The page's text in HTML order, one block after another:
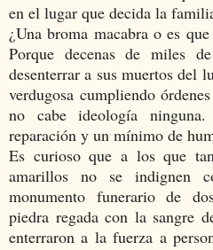
en el lugar que decida la
¿Una broma macabra o es
Porque decenas de miles
desenterrar a sus muertos del
verdugosa cumpliendo
no cabe ideología
reparación y un mínimo de
Es curioso que a los que
amarillos no se indignen
monumento funerario de
piedra regada con la sangre
enterraron a la fuerza a